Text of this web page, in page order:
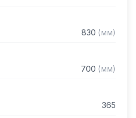
830 (мм)
700 (мм)
365